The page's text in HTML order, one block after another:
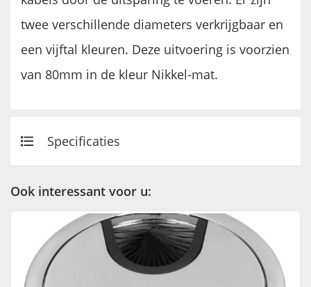
twee verschillende diameters verkrijgbaar en
een vijftal kleuren. Deze uitvoering is voorzien
van 80mm in de kleur Nikkel-mat.
Specificaties
Ook interessant voor u: